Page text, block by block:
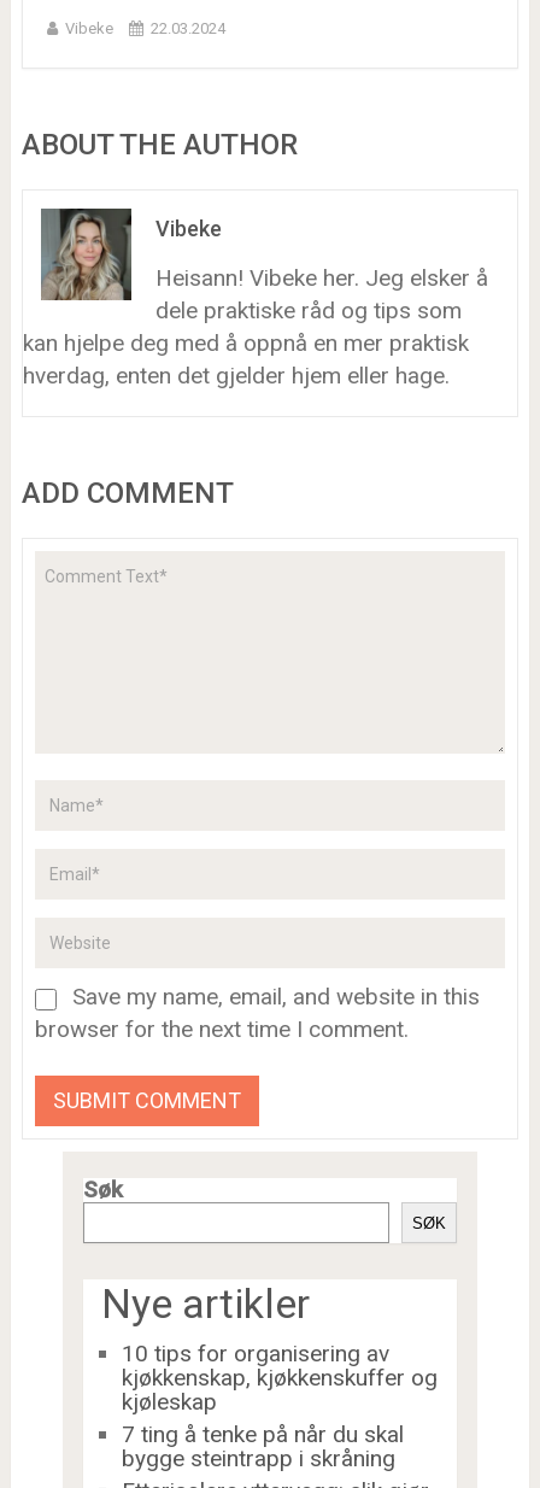
Vibeke 22.03.2024
ABOUT THE AUTHOR
Vibeke
Heisann! Vibeke her. Jeg elsker å
dele praktiske råd og tips som
kan hjelpe deg med å oppnå en mer praktisk
hverdag, enten det gjelder hjem eller hage.
ADD COMMENT
Save my name, email, and website in this
browser for the next time I comment.
Søk
SØK
Nye artikler
10 tips for organisering av
kjøkkenskap, kjøkkenskuffer og
kjøleskap
7 ting å tenke på når du skal
bygge steintrapp i skråning